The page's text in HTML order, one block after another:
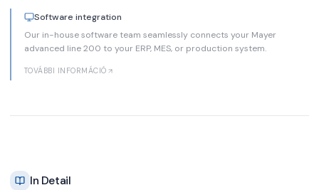
Software integration
Our in-house software team seamlessly connects your Mayer
advanced line 200 to your ERP, MES, or production system.
TOVÁBBI INFORMÁCIÓ
In Detail